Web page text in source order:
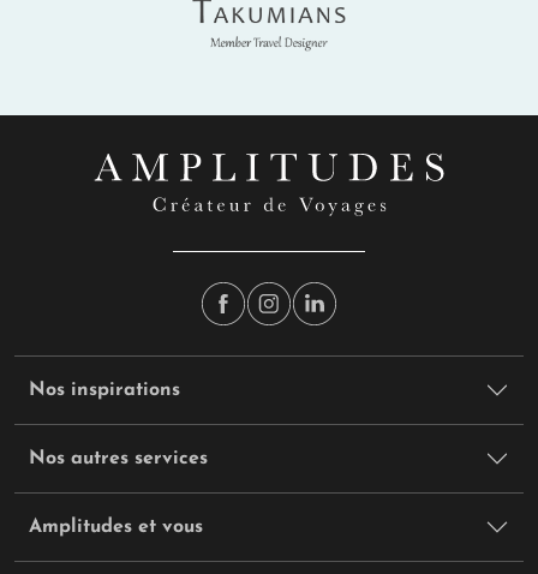
Takumians
Nos inspirations
Nos autres services
Amplitudes et vous